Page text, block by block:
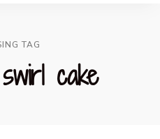
TAG
cake